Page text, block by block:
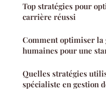
Top stratégies pour
carrière réussi
Comment optimiser la
humaines pour une
Quelles stratégies
spécialiste en gestion